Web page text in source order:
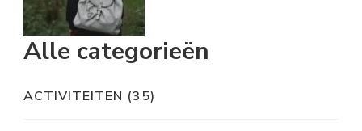
Alle categorieën
ACTIVITEITEN (35)